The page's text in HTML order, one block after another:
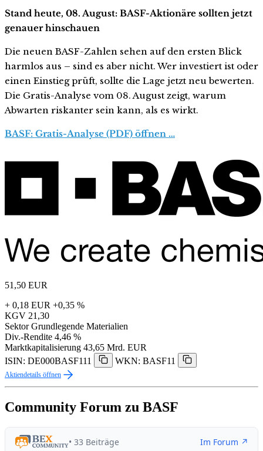
Stand heute, 08. August: BASF-Aktionäre sollten jetzt
genauer hinschauen
Die neuen BASF-Zahlen sehen auf den ersten Blick
harmlos aus – sind es aber nicht. Wer investiert ist oder
einen Einstieg prüft, sollte die Lage jetzt neu bewerten.
Die Gratis-Analyse vom 08. August zeigt, warum
Abwarten riskanter sein kann, als es wirkt.
BASF: Gratis-Analyse (PDF) öffnen …
51,50 EUR
+ 0,18 EUR +0,35 %
KGV 21,30
Sektor Grundlegende Materialien
Div.-Rendite 4,46 %
Marktkapitalisierung 43,65 Mrd. EUR
ISIN: DE000BASF111
WKN: BASF11
Aktiendetails öffnen
Community Forum zu BASF